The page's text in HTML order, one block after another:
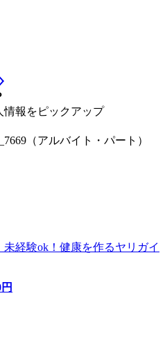
情報をピックアップ
（アルバイト・パート）
経験ok！健康を作るヤリガイ
円